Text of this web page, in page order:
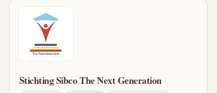
Stichting Sibco The Next Generation